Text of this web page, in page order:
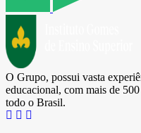
O Grupo, possui vasta
educacional, com mais de
todo o Brasil.